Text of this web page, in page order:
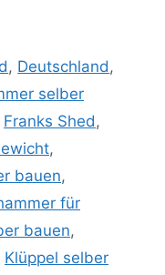
, Deutschland,
selber
Franks Shed,
,
bauen,
für
bauen,
Klüppel selber